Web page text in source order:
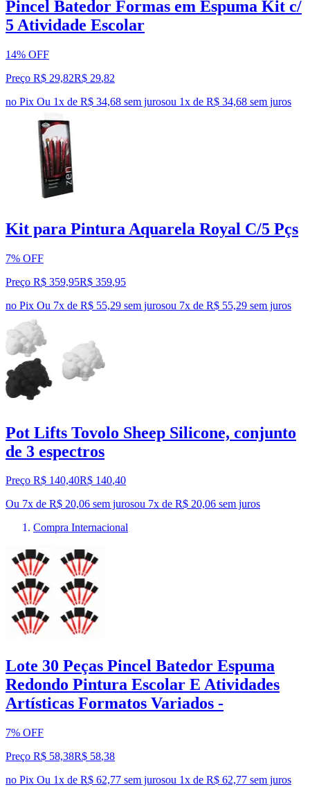
Pincel Batedor Formas em Espuma Kit c/
5 Atividade Escolar
14% OFF
Preço R$ 29,82R$ 29,82
no Pix Ou 1x de R$ 34,68 sem jurosou 1x de R$ 34,68 sem juros
Kit para Pintura Aquarela Royal C/5 Pçs
7% OFF
Preço R$ 359,95R$ 359,95
no Pix Ou 7x de R$ 55,29 sem jurosou 7x de R$ 55,29 sem juros
Pot Lifts Tovolo Sheep Silicone, conjunto
de 3 espectros
Preço R$ 140,40R$ 140,40
Ou 7x de R$ 20,06 sem jurosou 7x de R$ 20,06 sem juros
Compra Internacional
Lote 30 Peças Pincel Batedor Espuma
Redondo Pintura Escolar E Atividades
Artísticas Formatos Variados -
7% OFF
Preço R$ 58,38R$ 58,38
no Pix Ou 1x de R$ 62,77 sem jurosou 1x de R$ 62,77 sem juros